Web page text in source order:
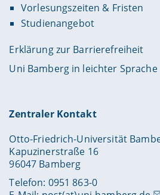
Vorlesungszeiten & Fristen
Studienangebot
Erklärung zur Barrierefreiheit
Uni Bamberg in leichter Sprache
Zentraler Kontakt
Otto-Friedrich-Universität
Kapuzinerstraße 16
96047 Bamberg
Telefon: 0951 863-0